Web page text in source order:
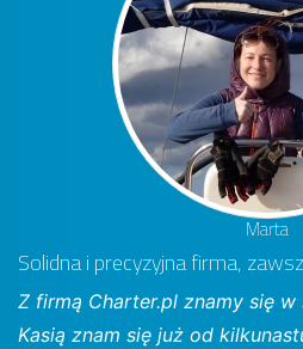
Marta
Solidna i precyzyjna firma,
Z firmą Charter.pl znamy się w
Kasią znam się już od